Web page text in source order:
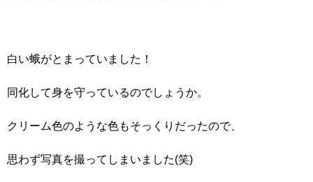
白い蛾がとまっていました！
同化して身を守っているのでしょうか。
クリーム色のような色もそっくりだったので、
思わず写真を撮ってしまいました(笑)